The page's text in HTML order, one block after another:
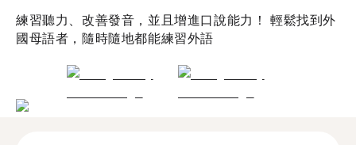
練習聽力、改善發音，並且增進口說能力！ 輕鬆找到外
國母語者，隨時隨地都能練習外語